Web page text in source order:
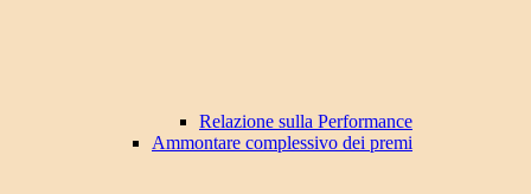
Relazione sulla Performance
Ammontare complessivo dei premi